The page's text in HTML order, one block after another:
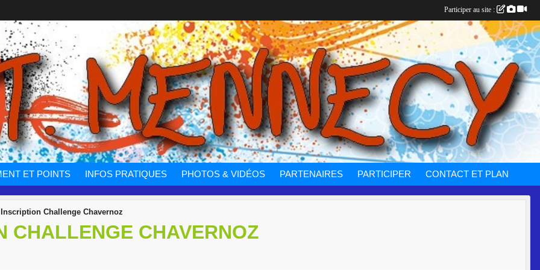
ET POINTS INFOS PRATIQUES PHOTOS & VIDÉOS PARTENAIRES PARTICIPER CONTACT ET PLAN
Challenge Chavernoz
CHALLENGE CHAVERNOZ
Participer au site :